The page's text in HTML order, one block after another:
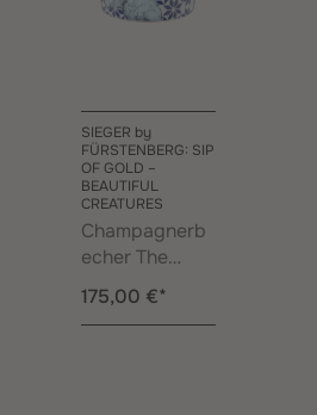
SIEGER by
FÜRSTENBERG: SIP
OF GOLD –
BEAUTIFUL
CREATURES
Champagnerb
echer The
Polar Bears
175,00 €*